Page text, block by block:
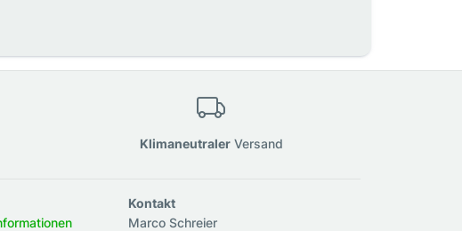
KlimaneutralerVersand
Kontakt
Marco Schreier